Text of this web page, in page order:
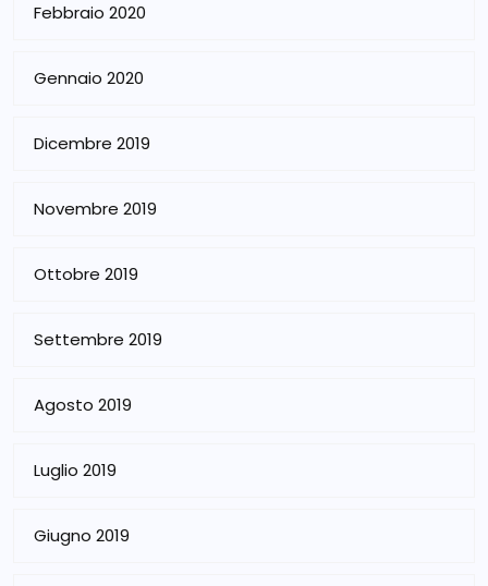
Febbraio 2020
Gennaio 2020
Dicembre 2019
Novembre 2019
Ottobre 2019
Settembre 2019
Agosto 2019
Luglio 2019
Giugno 2019